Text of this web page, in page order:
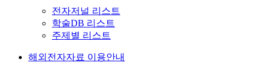
전자저널 리스트
학술DB 리스트
주제별 리스트
해외전자자료 이용안내